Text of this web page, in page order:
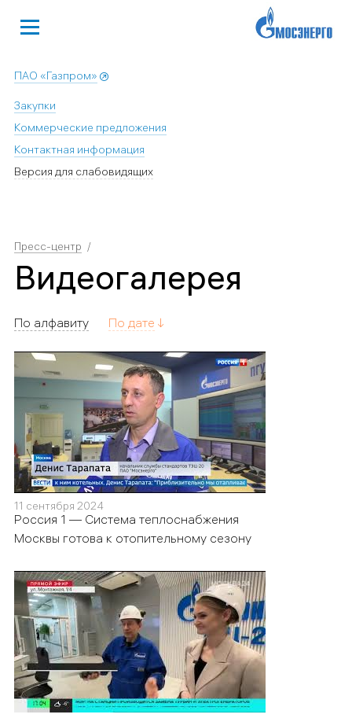
ПАО «Газпром»
Закупки
Коммерческие предложения
Контактная информация
Версия для слабовидящих
Пресс-центр
Видеогалерея
По алфавиту По дате
11 сентября 2024
Россия 1 — Система теплоснабжения
Москвы готова к отопительному сезону